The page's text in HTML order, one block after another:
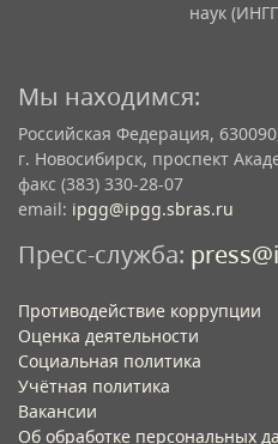
наук
Мы находимся:
Российская Федерация,
г. Новосибирск, проспект
факс (383) 330-28-07
email: ipgg@ipgg.sbras.ru
Пресс-служба:
Противодействие коррупции
Оценка деятельности
Социальная политика
Учётная политика​
Вакансии​
Об обработке персональных